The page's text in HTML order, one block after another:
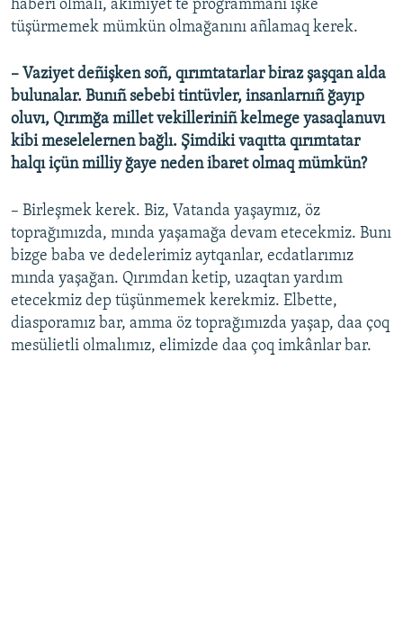
haberi olmalı, akimiyet te programmanı işke
tüşürmemek mümkün olmağanını añlamaq kerek.
– Vaziyet deñişken soñ, qırımtatarlar biraz şaşqan alda
bulunalar. Bunıñ sebebi tintüvler, insanlarnıñ ğayıp
oluvı, Qırımğa millet vekilleriniñ kelmege yasaqlanuvı
kibi meselelernen bağlı. Şimdiki vaqıtta qırımtatar
halqı içün milliy ğaye neden ibaret olmaq mümkün?
– Birleşmek kerek. Biz, Vatanda yaşaymız, öz
toprağımızda, mında yaşamağa devam etecekmiz. Bunı
bizge baba ve dedelerimiz aytqanlar, ecdatlarımız
mında yaşağan. Qırımdan ketip, uzaqtan yardım
etecekmiz dep tüşünmemek kerekmiz. Elbette,
diasporamız bar, amma öz toprağımızda yaşap, daa çoq
mesülietli olmalımız, elimizde daa çoq imkânlar bar.